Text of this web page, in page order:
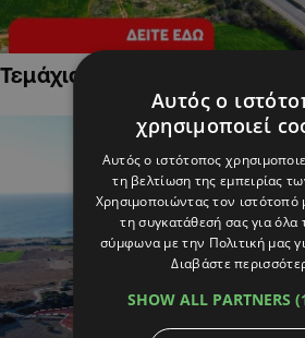
Τεμάχια Γης σε Οικιστικές
Αυτός ο
χρησιμοποιεί
Αυτός ο ιστότοπος
τη βελτίωση της εμπειρίας
Χρησιμοποιώντας τον ιστότοπό
τη συγκατάθεσή σας για όλα
σύμφωνα με την Πολιτική μας
Διαβάστε
SHOW ALL PARTNERS